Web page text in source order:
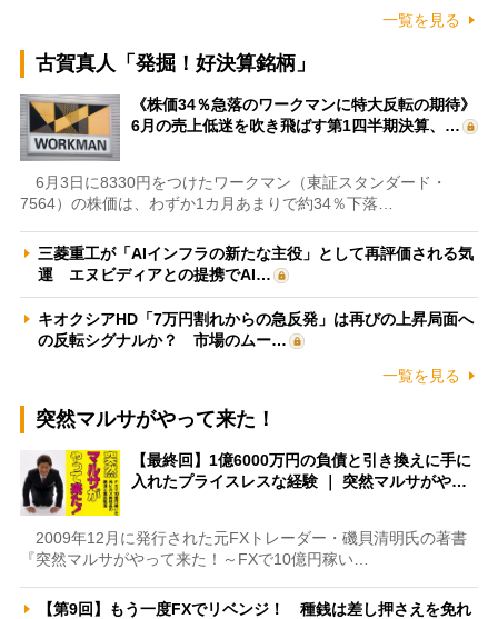
一覧を見る
古賀真人「発掘！好決算銘柄」
《株価34％急落のワークマンに特大反転の期待》
6月の売上低迷を吹き飛ばす第1四半期決算、…
6月3日に8330円をつけたワークマン（東証スタンダード・
7564）の株価は、わずか1カ月あまりで約34％下落…
三菱重工が「AIインフラの新たな主役」として再評価される気
運 エヌビディアとの提携でAI…
キオクシアHD「7万円割れからの急反発」は再びの上昇局面へ
の反転シグナルか？ 市場のムー…
一覧を見る
突然マルサがやって来た！
【最終回】1億6000万円の負債と引き換えに手に
入れたプライスレスな経験 ｜ 突然マルサがや…
2009年12月に発行された元FXトレーダー・磯貝清明氏の著書
『突然マルサがやって来た！～FXで10億円稼い…
【第9回】もう一度FXでリベンジ！ 種銭は差し押さえを免れ